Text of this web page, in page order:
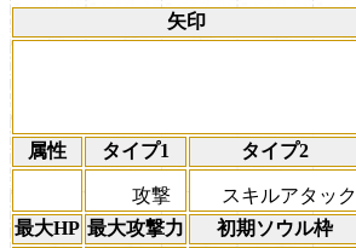
矢印
属性 タイプ1 タイプ2
攻撃
スキルアタック
最大HP 最大攻撃力
初期ソウル枠